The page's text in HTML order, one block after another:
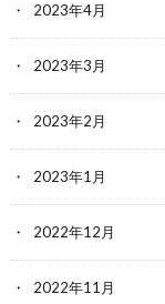
2023年4月
2023年3月
2023年2月
2023年1月
2022年12月
2022年11月